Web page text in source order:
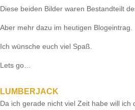
Diese beiden Bilder waren Bestandteilt
Aber mehr dazu im heutigen Blogeintrag.
Ich wünsche euch viel Spaß.
Lets go…
LUMBERJACK
Da ich gerade nicht viel Zeit habe will ich